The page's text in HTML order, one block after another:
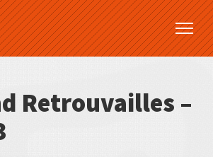
Retrouvailles –